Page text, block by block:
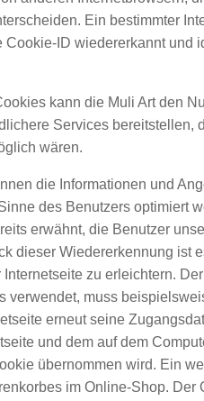
Ein bestimmter
Cookie-ID wiedererkannt und
kann die Muli Art den
Services bereitstellen,
wären.
die Informationen und
des Benutzers optimiert
erwähnt, die Benutzer
dieser Wiedererkennung ist
zu erleichtern.
verwendet, muss
erneut seine
und dem auf dem
übernommen wird. Ein
im Online-Shop. Der